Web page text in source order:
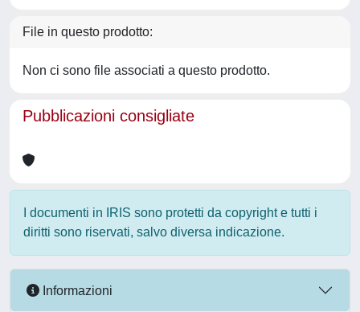
File in questo prodotto:
Non ci sono file associati a questo prodotto.
Pubblicazioni consigliate
I documenti in IRIS sono protetti da copyright e tutti i
diritti sono riservati, salvo diversa indicazione.
Informazioni